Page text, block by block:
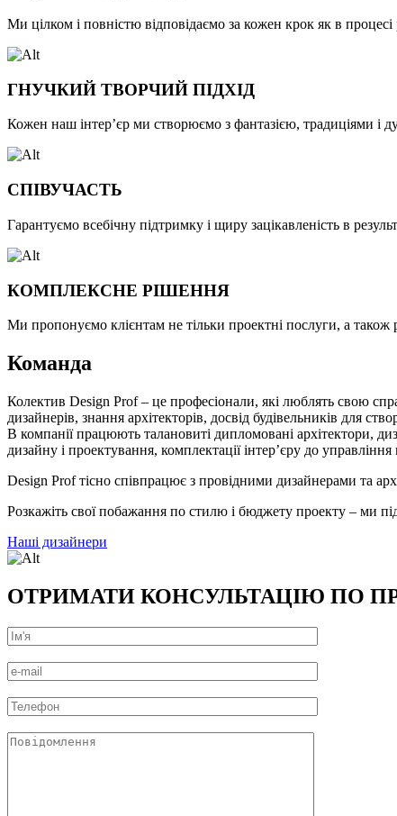
Ми цілком і повністю відповідаємо за кожен крок як в процесі
ГНУЧКИЙ ТВОРЧИЙ ПІДХІД
Кожен наш інтер’єр ми створюємо з фантазією, традиціями і
СПІВУЧАСТЬ
Гарантуємо всебічну підтримку і щиру зацікавленість в
КОМПЛЕКСНЕ РІШЕННЯ
Ми пропонуємо клієнтам не тільки проектні послуги, а також
Команда
Колектив Design Prof – це професіонали, які люблять свою
дизайнерів, знання архітекторів, досвід будівельників для
В компанії працюють талановиті дипломовані архітектори,
дизайну і проектування, комплектації інтер’єру до
Design Prof тісно співпрацює з провідними дизайнерами та
Розкажіть свої побажання по стилю і бюджету проекту – ми
Наші дизайнери
ОТРИМАТИ КОНСУЛЬТАЦІЮ ПО